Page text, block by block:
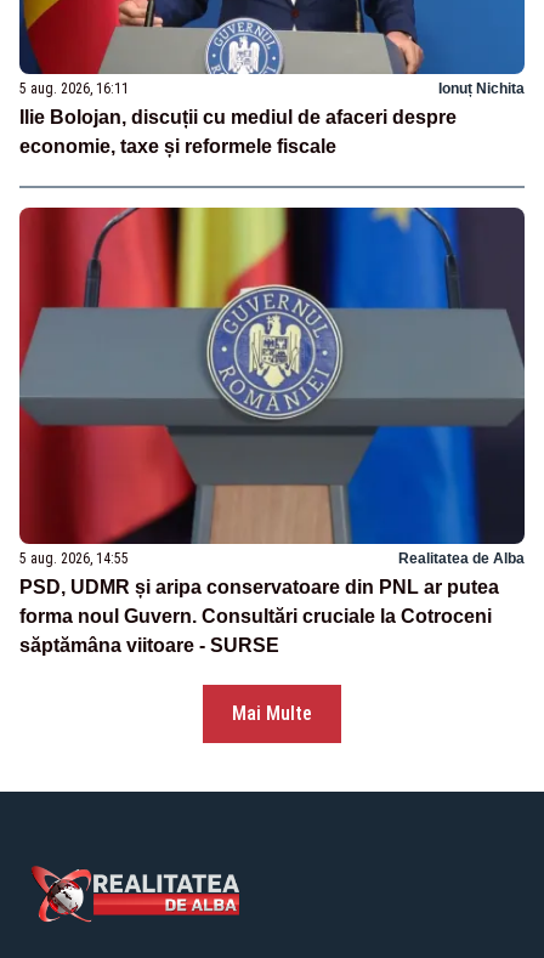
5 aug. 2026, 16:11 Ionuț Nichita
Ilie Bolojan, discuții cu mediul de afaceri despre
economie, taxe și reformele fiscale
5 aug. 2026, 14:55 Realitatea de Alba
PSD, UDMR și aripa conservatoare din PNL ar putea
forma noul Guvern. Consultări cruciale la Cotroceni
săptămâna viitoare - SURSE
Mai Multe